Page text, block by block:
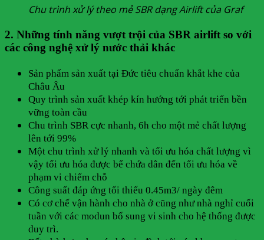
Chu trình xử lý theo mẻ SBR dạng Airlift của Graf
2. Những tính năng vượt trội của SBR airlift so với
các công nghệ xử lý nước thải khác
Sản phẩm sản xuất tại Đức tiêu chuẩn khắt khe của
Châu Âu
Quy trình sản xuất khép kín hướng tới phát triển bền
vững toàn cầu
Chu trình SBR cực nhanh, 6h cho một mẻ chất lượng
lên tới 99%
Một chu trình xử lý nhanh và tối ưu hóa chất lượng vì
vậy tối ưu hóa được bể chứa dân đến tối ưu hóa về
phạm vi chiếm chỗ
Công suất đáp ứng tối thiểu 0.45m3/ ngày đêm
Có cơ chế vận hành cho nhà ở cũng như nhà nghỉ cuối
tuần với các modun bổ sung vi sinh cho hệ thống được
duy trì.